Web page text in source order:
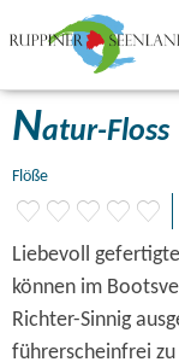
Natur-Floss
Flöße
Liebevoll
können im
Richter-Sinnig
führerscheinfrei